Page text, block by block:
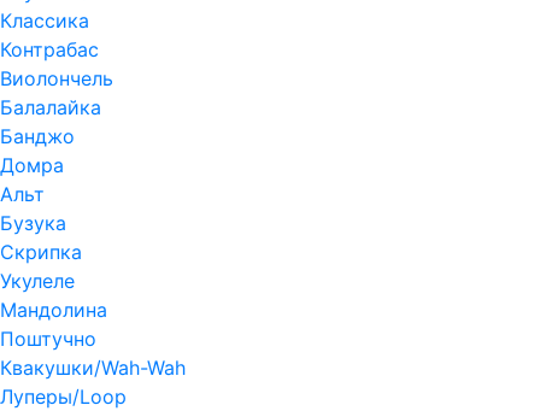
Классика
Контрабас
Виолончель
Балалайка
Банджо
Домра
Альт
Бузука
Скрипка
Укулеле
Мандолина
Поштучно
Квакушки/Wah-Wah
Луперы/Loop